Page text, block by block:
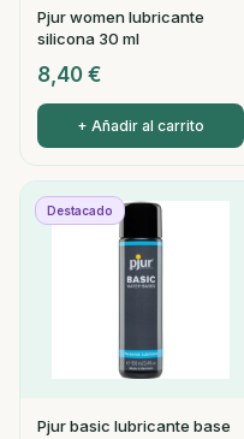
Pjur women lubricante
silicona 30 ml
8,40 €
+ Añadir al carrito
Destacado
Pjur basic lubricante base